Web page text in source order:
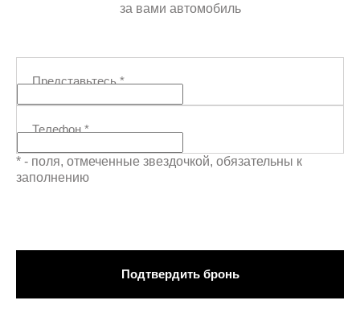
за вами автомобиль
Представьтесь*
Телефон*
* - поля, отмеченные звездочкой, обязательны к
заполнению
Подтвердить бронь